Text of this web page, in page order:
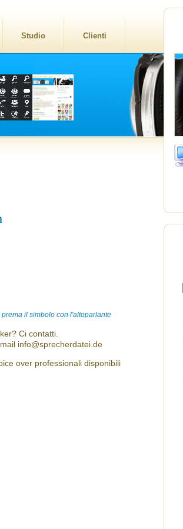
Studio Clienti
il simbolo con l'altoparlante
Ci contatti.
info@sprecherdatei.de
over professionali disponibili